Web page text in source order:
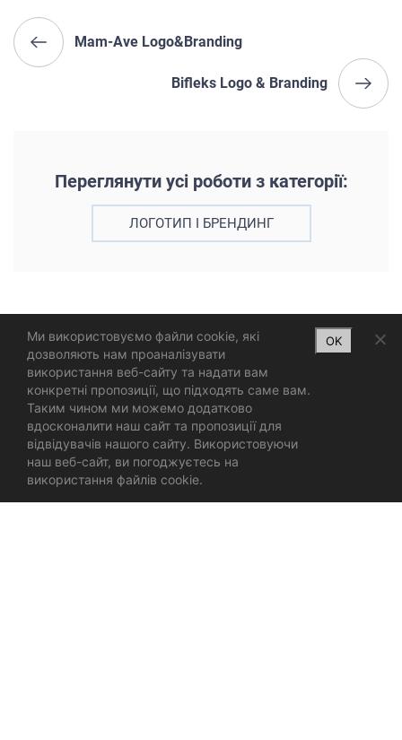
Mam-Ave Logo&Branding
Bifleks Logo & Branding
Переглянути усі роботи з категорії:
ЛОГОТИП І БРЕНДИНГ
Ми використовуємо файли cookie, які
дозволяють нам проаналізувати
використання веб-сайту та надати вам
конкретні пропозиції, що підходять саме вам.
Таким чином ми можемо додатково
вдосконалити наш сайт та пропозиції для
відвідувачів нашого сайту. Використовуючи
наш веб-сайт, ви погоджуєтесь на
використання файлів cookie.
OK